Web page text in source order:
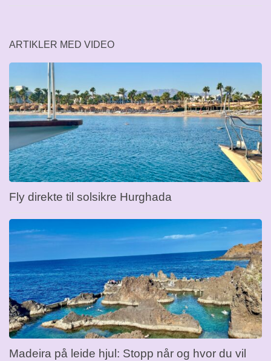
ARTIKLER MED VIDEO
Fly direkte til solsikre Hurghada
Madeira på leide hjul: Stopp når og hvor du vil